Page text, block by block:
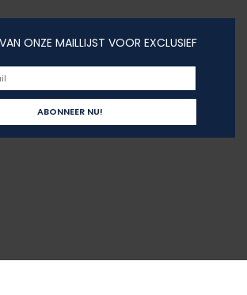
ONZE MAILLIJST VOOR EXCLUSIEF